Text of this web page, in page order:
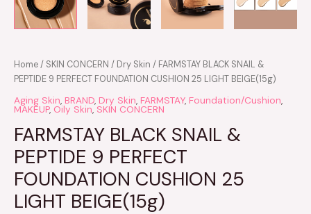
Home/ SKIN CONCERN / Dry Skin / FARMSTAY BLACK SNAIL &
PEPTIDE 9 PERFECT FOUNDATION CUSHION 25 LIGHT BEIGE(15g)
Aging Skin, BRAND, Dry Skin, FARMSTAY, Foundation/Cushion,
MAKEUP, Oily Skin,SKIN CONCERN
FARMSTAY BLACK SNAIL &
PEPTIDE 9 PERFECT
FOUNDATION CUSHION 25
LIGHT BEIGE(15g)